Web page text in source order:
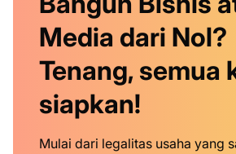
Media dari Nol?
Tenang, semua
siapkan!
Mulai dari legalitas usaha yang